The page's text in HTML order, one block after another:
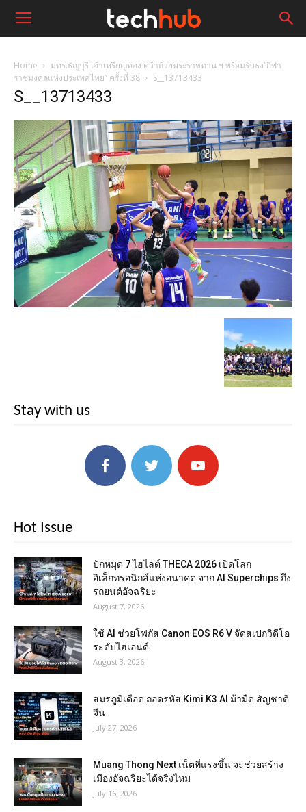
Home
มทร.ธัญบุรี เจ้าเหรียญทอง คว้าถ้วยพระราชทาน ฯ พร้อมรับธง”กีฬา
ราชมงคลแห่งประเทศไทย” ครั้งที่ 38
S__13713433
S__13713433
Stay with us
Hot Issue
ปักหมุด 7 ไฮไลต์ THECA 2026 เปิดโลก
อิเล็กทรอนิกส์แห่งอนาคต จาก AI Superchips ถึง
รถยนต์อัจฉริยะ
August 7, 2026
ใช้ AI ช่วยโฟกัส Canon EOS R6 V จัดสเปกวิดีโอ
ระดับไฮเอนด์
August 3, 2026
สมรภูมิเดือด ถอดรหัส Kimi K3 AI ม้ามืด สัญชาติ
จีน
July 27, 2026
Muang Thong Next เน็ตที่แรงขึ้น จะช่วยสร้าง
เมืองอัจฉริยะได้จริงไหม
July 16, 2026